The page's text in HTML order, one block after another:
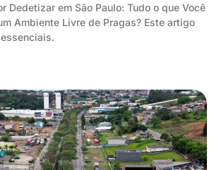
Dedetizar em São Paulo: Tudo o que Você
Ambiente Livre de Pragas? Este artigo